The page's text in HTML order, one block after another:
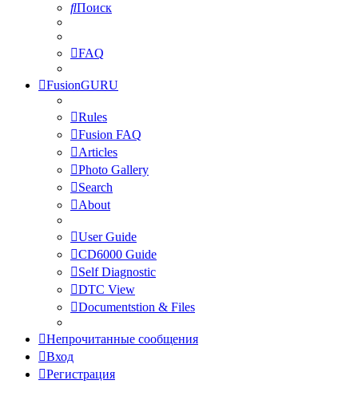
Поиск
FAQ
FusionGURU
Rules
Fusion FAQ
Articles
Photo Gallery
Search
About
User Guide
CD6000 Guide
Self Diagnostic
DTC View
Documentstion & Files
Непрочитанные сообщения
Вход
Регистрация